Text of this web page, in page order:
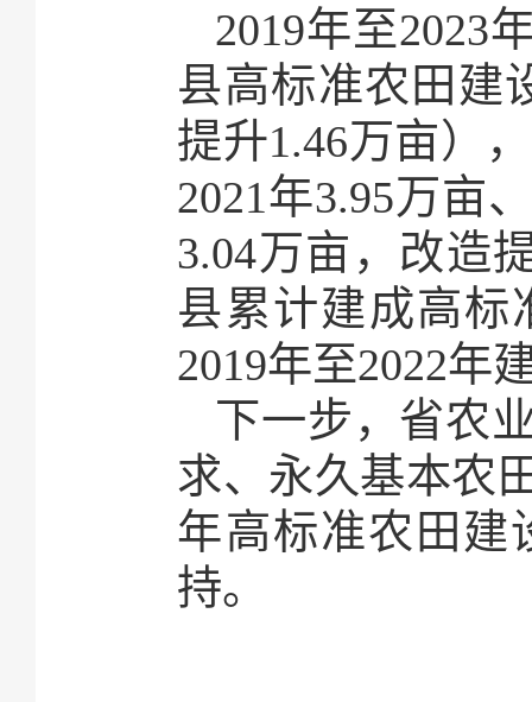
2019年至2023
县高标准农田建
提升1.46万亩）
2021年3.95万亩
3.04万亩，改造
县累计建成高标
2019年至2022年
下一步，省农
求、永久基本农
年高标准农田建
持。